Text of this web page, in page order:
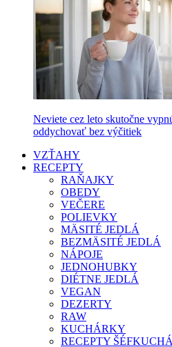
Neviete cez leto skutočne
oddychovať bez výčitiek
VZŤAHY
RECEPTY
RAŇAJKY
OBEDY
VEČERE
POLIEVKY
MÄSITÉ JEDLÁ
BEZMÄSITÉ JEDLÁ
NÁPOJE
JEDNOHUBKY
DIÉTNE JEDLÁ
VEGAN
DEZERTY
RAW
KUCHÁRKY
RECEPTY